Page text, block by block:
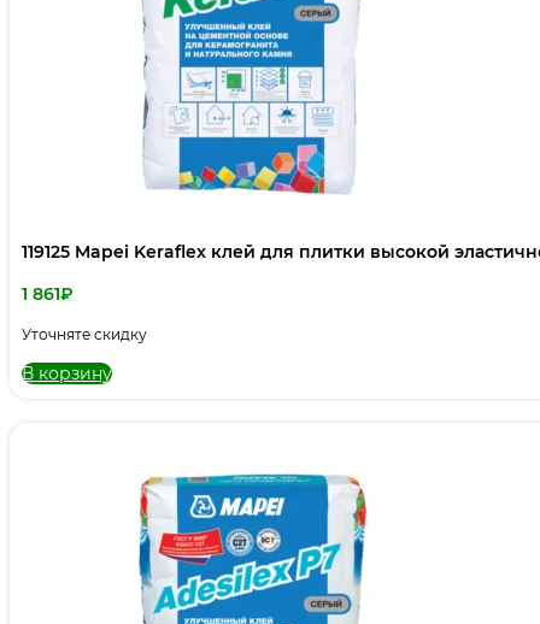
119125 Mapei Keraflex клей для плитки высокой
1 861₽
Уточняте скидку
В корзину